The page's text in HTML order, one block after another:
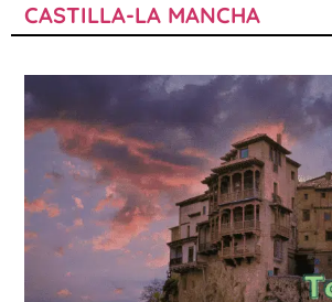
CASTILLA-LA MANCHA